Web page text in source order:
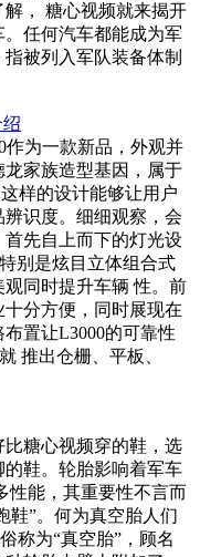
， 糖心视频就来揭开
。任何汽车都能成为军
指被列入军队装备体制
一款新品，外观并
家族造型基因，属于
这样的设计能够让用户
识度。细细观察，会
首先自上而下的灯光设
特别是炫目立体组合式
观同时提升车辆 性。前
分方便，同时展现在
路布置让L3000的可靠性
仓栅、平板、
比糖心视频穿的鞋，选
鞋。轮胎影响着军车
能，其重要性不言而
”。何为真空胎人们
为“真空胎”，顾名